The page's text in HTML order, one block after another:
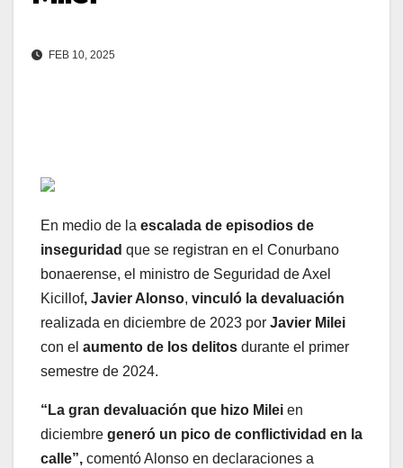
FEB 10, 2025
En medio de la escalada de episodios de
inseguridad que se registran en el Conurbano
bonaerense, el ministro de Seguridad de Axel
Kicillof, Javier Alonso, vinculó la devaluación
realizada en diciembre de 2023 por Javier Milei
con el aumento de los delitos durante el primer
semestre de 2024.
“La gran devaluación que hizo Milei en
diciembre generó un pico de conflictividad en la
calle”, comentó Alonso en declaraciones a